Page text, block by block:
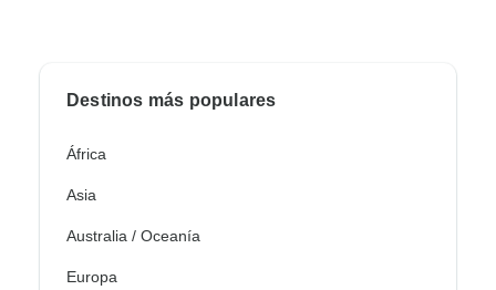
Destinos más populares
África
Asia
Australia / Oceanía
Europa